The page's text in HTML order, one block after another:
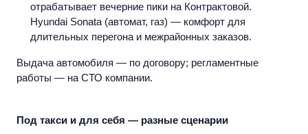
отрабатывает вечерние пики на Контрактовой.
Hyundai Sonata (автомат, газ) — комфорт для
длительных перегона и межрайонных заказов.
Выдача автомобиля — по договору; регламентные
работы — на СТО компании.
Под такси и для себя — разные сценарии